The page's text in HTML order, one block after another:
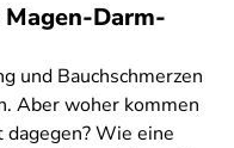
Darm-
und Bauchschmerzen
Aber woher kommen
Wie eine